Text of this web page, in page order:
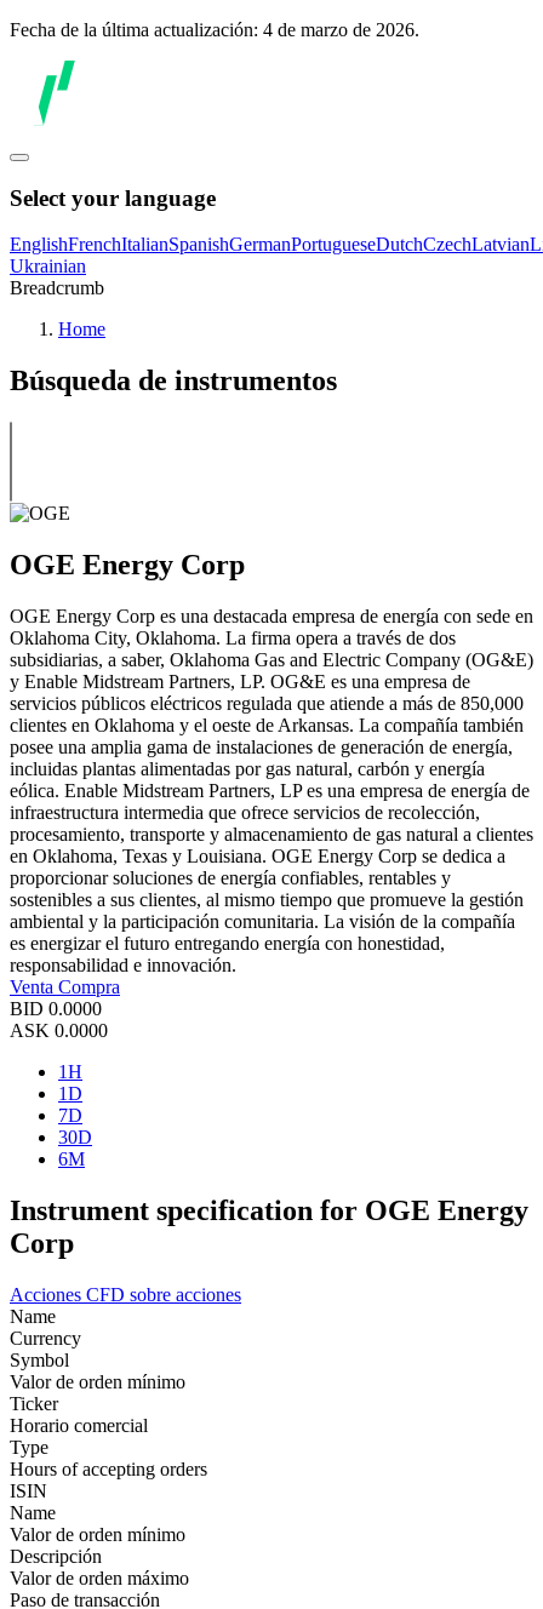
Fecha de la última actualización: 4 de marzo de 2026.
Select your language
EnglishFrenchItalianSpanishGermanPortugueseDutchCzechLatvian
Ukrainian
Breadcrumb
Home
Búsqueda de instrumentos
OGE Energy Corp
OGE Energy Corp es una destacada empresa de energía con sede en
Oklahoma City, Oklahoma. La firma opera a través de dos
subsidiarias, a saber, Oklahoma Gas and Electric Company (OG&E)
y Enable Midstream Partners, LP. OG&E es una empresa de
servicios públicos eléctricos regulada que atiende a más de 850,000
clientes en Oklahoma y el oeste de Arkansas. La compañía también
posee una amplia gama de instalaciones de generación de energía,
incluidas plantas alimentadas por gas natural, carbón y energía
eólica. Enable Midstream Partners, LP es una empresa de energía de
infraestructura intermedia que ofrece servicios de recolección,
procesamiento, transporte y almacenamiento de gas natural a clientes
en Oklahoma, Texas y Louisiana. OGE Energy Corp se dedica a
proporcionar soluciones de energía confiables, rentables y
sostenibles a sus clientes, al mismo tiempo que promueve la gestión
ambiental y la participación comunitaria. La visión de la compañía
es energizar el futuro entregando energía con honestidad,
responsabilidad e innovación.
Venta Compra
BID 0.0000
ASK 0.0000
1H
1D
7D
30D
6M
Instrument specification for OGE Energy
Corp
Acciones CFD sobre acciones
Name
Currency
Symbol
Valor de orden mínimo
Ticker
Horario comercial
Type
Hours of accepting orders
ISIN
Name
Valor de orden mínimo
Descripción
Valor de orden máximo
Paso de transacción